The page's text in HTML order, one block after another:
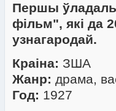
Першы
фільм", які да
узнагародай.
Краіна: ЗША
Жанр: драма,
Год: 1927